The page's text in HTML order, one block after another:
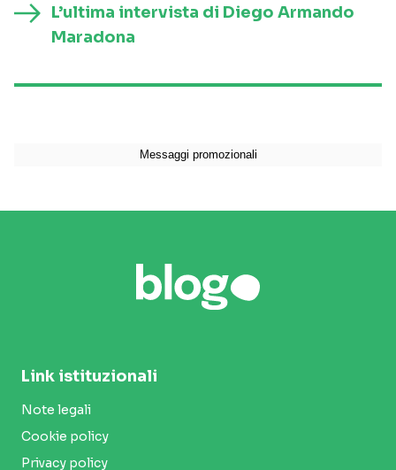
L’ultima intervista di Diego Armando
Maradona
Link istituzionali
Note legali
Cookie policy
Privacy policy